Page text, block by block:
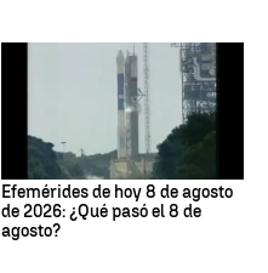
Efemérides de hoy 8 de agosto
de 2026: ¿Qué pasó el 8 de
agosto?